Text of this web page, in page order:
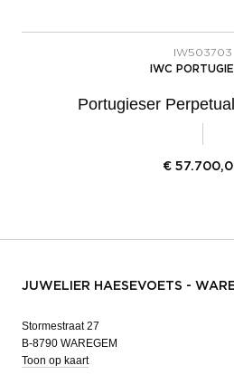
IW503703
IWC
Portugieser
€
JUWELIER HAESEVOETS -
Stormestraat 27
B-8790 WAREGEM
Toon op kaart